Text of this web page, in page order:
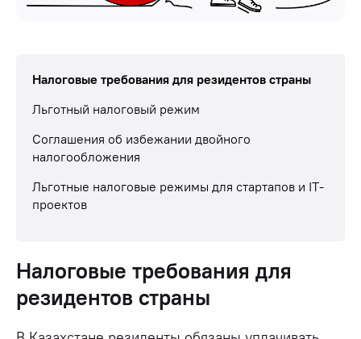
Налоговые требования для
резидентов страны
Налоговые требования для резидентов страны
Льготный налоговый режим
Соглашения об избежании двойного
налогообложения
Льготные налоговые режимы для стартапов и IT-
проектов